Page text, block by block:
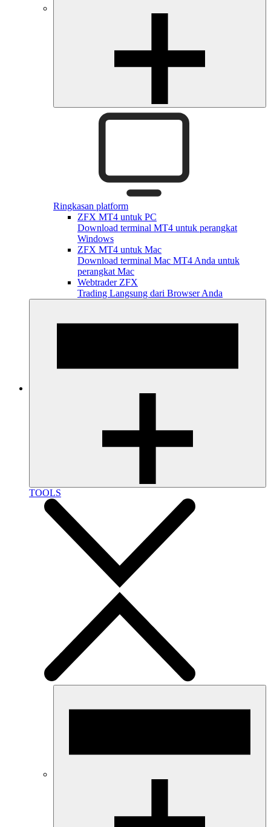
Ringkasan platform
ZFX MT4 untuk PC
Download terminal MT4 untuk perangkat
Windows
ZFX MT4 untuk Mac
Download terminal Mac MT4 Anda untuk
perangkat Mac
Webtrader ZFX
Trading Langsung dari Browser Anda
TOOLS